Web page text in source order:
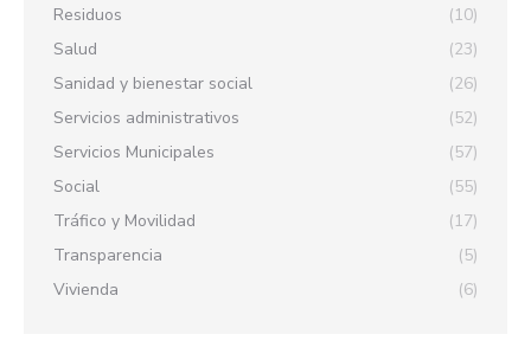
Residuos
(10)
Salud
(23)
Sanidad y bienestar social
(26)
Servicios administrativos
(52)
Servicios Municipales
(57)
Social
(55)
Tráfico y Movilidad
(17)
Transparencia
(5)
Vivienda
(6)